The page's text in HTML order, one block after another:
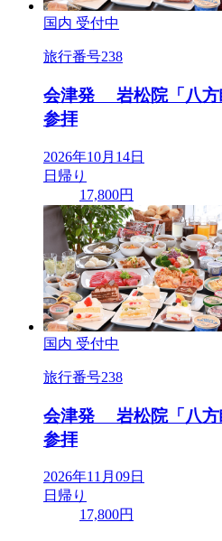
国内 受付中
旅行番号238
会津発 岩松院「八方
参拝
2026年10月14日
日帰り
17,800円
国内 受付中
旅行番号238
会津発 岩松院「八方
参拝
2026年11月09日
日帰り
17,800円